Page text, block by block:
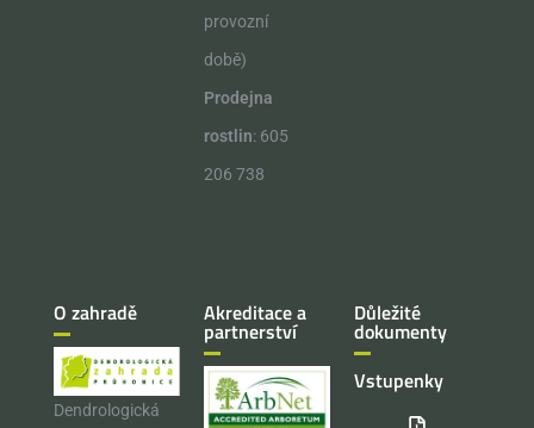
provozní
době)
Prodejna
rostlin: 605
206 738
O zahradě
Dendrologická
Akreditace a
partnerství
Důležité
dokumenty
Vstupenky